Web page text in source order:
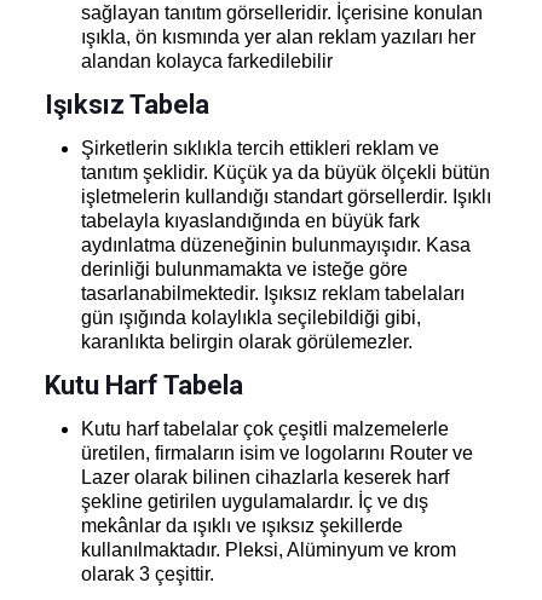
sağlayan tanıtım görselleridir. İçerisine konulan
ışıkla, ön kısmında yer alan reklam yazıları her
alandan kolayca farkedilebilir
Işıksız Tabela
Şirketlerin sıklıkla tercih ettikleri reklam ve
tanıtım şeklidir. Küçük ya da büyük ölçekli bütün
işletmelerin kullandığı standart görsellerdir. Işıklı
tabelayla kıyaslandığında en büyük fark
aydınlatma düzeneğinin bulunmayışıdır. Kasa
derinliği bulunmamakta ve isteğe göre
tasarlanabilmektedir. Işıksız reklam tabelaları
gün ışığında kolaylıkla seçilebildiği gibi,
karanlıkta belirgin olarak görülemezler.
Kutu Harf Tabela
Kutu harf tabelalar çok çeşitli malzemelerle
üretilen, firmaların isim ve logolarını Router ve
Lazer olarak bilinen cihazlarla keserek harf
şekline getirilen uygulamalardır. İç ve dış
mekânlar da ışıklı ve ışıksız şekillerde
kullanılmaktadır. Pleksi, Alüminyum ve krom
olarak 3 çeşittir.